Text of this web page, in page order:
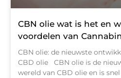
CBN olie wat is het en
voordelen van
CBN olie: de nieuwste
CBD olie CBN olie is de
wereld van CBD olie en is